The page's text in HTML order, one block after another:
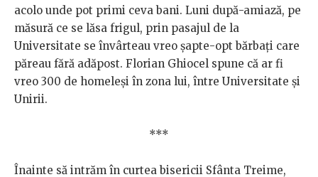
acolo unde pot primi ceva bani. Luni după-amiază, pe
măsură ce se lăsa frigul, prin pasajul de la
Universitate se învârteau vreo șapte-opt bărbați care
păreau fără adăpost. Florian Ghiocel spune că ar fi
vreo 300 de homeleși în zona lui, între Universitate și
Unirii.
***
Înainte să intrăm în curtea bisericii Sfânta Treime,